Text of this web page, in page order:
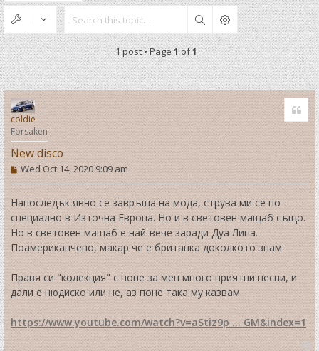
Search
1 post • Page1of1
coldie
Forsaken
New disco
P
o
s
t
Wed Oct 14, 2020 9:09 am
Напоследък явно се завръща на мода, струва ми се по
специално в Източна Европа. Но и в световен мащаб също.
Но в световен мащаб е най-вече заради Дуа Липа.
Поамериканчено, макар че е британка доколкото знам.
Правя си "колекция" с поне за мен много приятни песни, и
дали е нюдиско или не, аз поне така му казвам.
https://www.youtube.com/watch?v=aStiz9p ... GM&index=1